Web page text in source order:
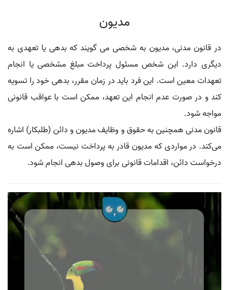
مدیون
در قانون مدنی، مدیون به شخصی می گویند که بدهی یا تعهدی به
دیگری دارد. این شخص مسئول پرداخت مبلغ مشخصی یا انجام
تعهدات معین است. این فرد باید در زمان مقرر، بدهی خود را تسویه
کند و در صورت عدم انجام این تعهد، ممکن است با عواقب قانونی
مواجه شود.
قانون مدنی همچنین به حقوق و وظایف مدیون و دائن (طلبکار) اشاره
می‌کند. در مواردی که مدیون قادر به پرداخت نیست، ممکن است به
درخواست دائن، اقدامات قانونی برای وصول بدهی انجام شود.